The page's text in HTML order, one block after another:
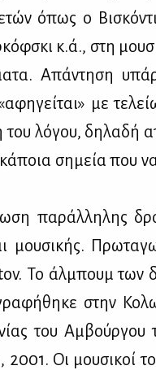
όπως ο
κ.ά., στη
Απά­ντη­ση
με
του λό­γου, δη­λα­δή
κά­ποια ση­μεία που
πα­ράλ­λη­λης
μου­σι­κής.
Το άλ­μπουμ των
στην
του Αμ­βούρ­γου
2001. Oι μου­σι­κοί